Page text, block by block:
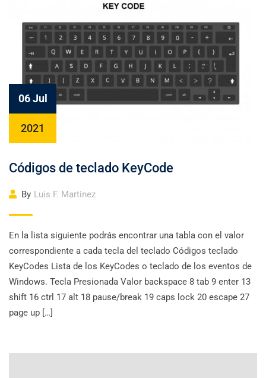
06 Jul
2021
Códigos de teclado KeyCode
By Luis F. Martinez
En la lista siguiente podrás encontrar una tabla con el valor
correspondiente a cada tecla del teclado Códigos teclado
KeyCodes Lista de los KeyCodes o teclado de los eventos de
Windows. Tecla Presionada Valor backspace 8 tab 9 enter 13
shift 16 ctrl 17 alt 18 pause/break 19 caps lock 20 escape 27
page up […]